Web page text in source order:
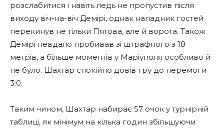
розслабитися і навіть ледь не пропустив після
виходу віч-на-віч Демірі, однак нападник гостей
перекинув не тільки Пятова, але й ворота. Також
Демірі невдало пробивав зі штрафного з 18
метрів, а більше моментів у Маріуполя особливо й
не було. Шахтар спокійно довів гру до перемоги
3:0.
Таким чином, Шахтар набирає 57 очок у турнірній
таблиці, як мінімум на кілька годин збільшуючи